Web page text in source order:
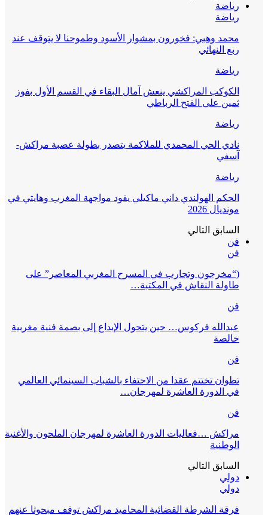
رياضة
رياضة
محمد وهبي: فخورون بمشوار الأسود وطموحنا لا يتوقف عند
ربع النهائي
رياضة
الكوكب المراكشي ينعش آمال البقاء في القسم الأول بفوز
ثمين على الفتح الرباطي
رياضة
نادي الحي المحمدي للملاكمة يتصدر بطولة عصبة مراكش-
آسفي
رياضة
الحكم الهولندي داني ماكيلي يقود مواجهة المغرب وهايتي في
مونديال 2026
السابق التالي
فن
فن
(“مخرجون وتجارب في المسرح المغربي المعاصر” على
طاولة النقاش في المكتبة…
فن
عبدالله فركوس… حين يتحول الإبداع إلى بصمة فنية مغربية
خالصة
فن
تطوان تختتم عقدا من الاحتفاء بالشباب السينمائي العالمي
في الدورة العاشرة لمهرجان…
فن
مراكش …فعاليات الدورة العاشرة لمهرجان الملحون والأغنية
الوطنية
السابق التالي
دولي
دولي
فرقة الشرطة القضائية المحاميد مراكش توقف مبحوثا عنهم